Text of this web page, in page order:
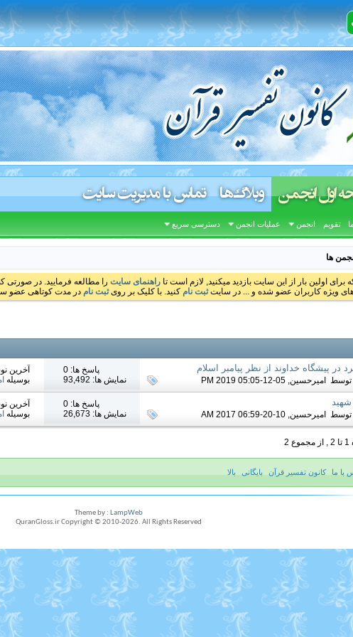
اول انجمن
تقویم انجمن عملیات انجمن دسترسی سریع
وبلاگ‌ها تماس با مدیریت سایت
ها
اولین بار از این سایت بازدید میکنید, لازم است تا راهنمای سایت را مطالعه فرمایید. در صورتی
ویژه کاربران عضو شده و ... در سایتثبت نام کنید. با کلیک بر رویثبت نام در مدت کوتاهی عضو
در پیشگاه خداوند از نظر پیامبر اسلام
توسط امیرحسین, 05-12-2019 05:05 PM
پاسخ ها: 0
نمایش ها: 93,492
آخرين نوشته:
بوسیله
توسط امیرحسین, 10-20-2017 06:59 AM
پاسخ ها: 0
نمایش ها: 26,673
آخرين نوشته:
بوسیله
با ما کانون تفسیر قرآن بایگانی بالا
Theme by : LampWeb
QuranGloss.ir Copyright © 2010-2026. All Rights Reserved